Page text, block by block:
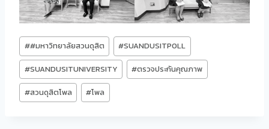
Post
Tags:
##มหาวิทยาลัยสวนดุสิต #SUANDUSITPOLL
#SUANDUSITUNIVERSITY #ตรวจประกันคุณภาพ
#สวนดุสิตโพล #โพล